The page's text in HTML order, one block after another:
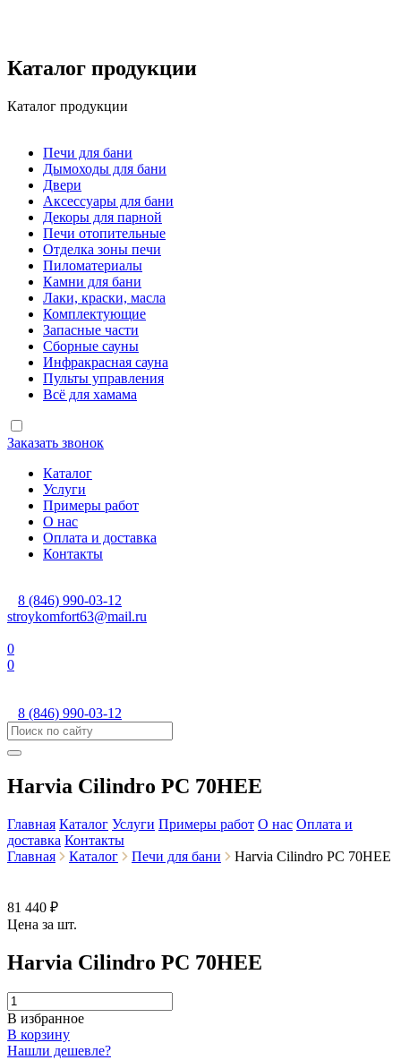
Каталог продукции
Каталог продукции
Печи для бани
Дымоходы для бани
Двери
Аксессуары для бани
Декоры для парной
Печи отопительные
Отделка зоны печи
Пиломатериалы
Камни для бани
Лаки, краски, масла
Комплектующие
Запасные части
Сборные сауны
Инфракрасная сауна
Пульты управления
Всё для хамама
Заказать звонок
Каталог
Услуги
Примеры работ
О нас
Оплата и доставка
Контакты
8 (846) 990-03-12
stroykomfort63@mail.ru
0
0
8 (846) 990-03-12
Harvia Cilindro PC 70HEE
Главная Каталог Услуги Примеры работ О нас Оплата и
доставка Контакты
Главная
Каталог Печи для бани Harvia Cilindro PC 70HEE
81 440 ₽
Цена за шт.
Harvia Cilindro PC 70HEE
В избранное
В корзину
Нашли дешевле?